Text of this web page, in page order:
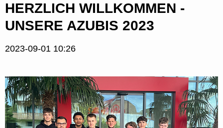
HERZLICH WILLKOMMEN -
UNSERE AZUBIS 2023
2023-09-01 10:26